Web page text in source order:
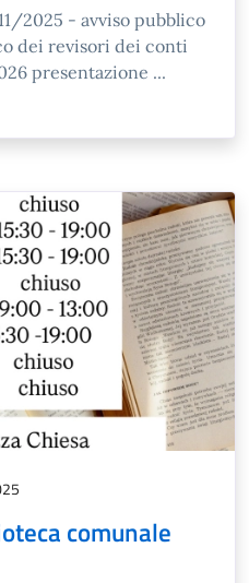
2025 - avviso pubblico
dei revisori dei conti
presentazione ...
comunale